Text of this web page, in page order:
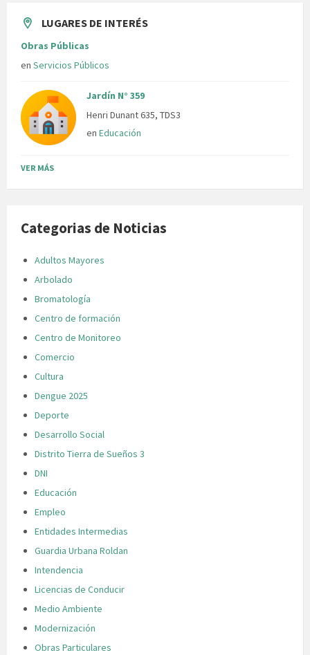
LUGARES DE INTERÉS
Obras Públicas
en Servicios Públicos
Jardín N° 359
Henri Dunant 635, TDS3
en Educación
VER MÁS
Categorias de Noticias
Adultos Mayores
Arbolado
Bromatología
Centro de formación
Centro de Monitoreo
Comercio
Cultura
Dengue 2025
Deporte
Desarrollo Social
Distrito Tierra de Sueños 3
DNI
Educación
Empleo
Entidades Intermedias
Guardia Urbana Roldan
Intendencia
Licencias de Conducir
Medio Ambiente
Modernización
Obras Particulares